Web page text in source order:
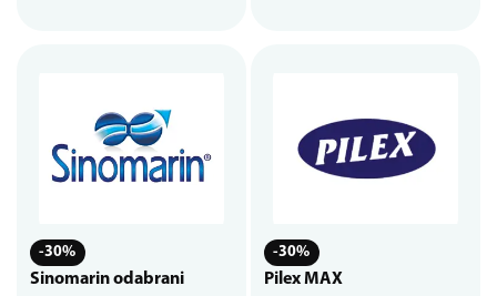
-30%
Sinomarin odabrani
-30%
Pilex MAX